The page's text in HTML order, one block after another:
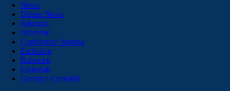
News
Ultime News
Infortuni
Interviste
Conferenze Stampa
Esclusive
Rubriche
Editoriali
Gossip e Curiosità